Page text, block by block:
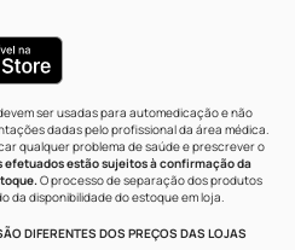
ser usadas para automedicação e não
dadas pelo profissional da área médica.
qualquer problema de saúde e prescrever o
efetuados estão sujeitos à confirmação da
O processo de separação dos produtos
da disponibilidade do estoque em loja.
DIFERENTES DOS PREÇOS DAS LOJAS